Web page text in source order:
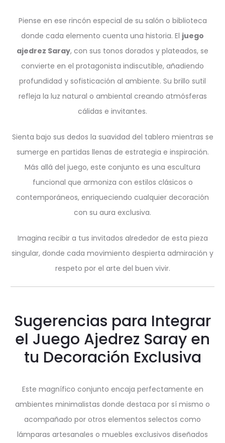
Piense en ese rincón especial de su salón o biblioteca
donde cada elemento cuenta una historia. El juego
ajedrez Saray, con sus tonos dorados y plateados, se
convierte en el protagonista indiscutible, añadiendo
profundidad y sofisticación al ambiente. Su brillo sutil
refleja la luz natural o ambiental creando atmósferas
cálidas e invitantes.
Sienta bajo sus dedos la suavidad del tablero mientras se
sumerge en partidas llenas de estrategia e inspiración.
Más allá del juego, este conjunto es una escultura
funcional que armoniza con estilos clásicos o
contemporáneos, enriqueciendo cualquier decoración
con su aura exclusiva.
Imagina recibir a tus invitados alrededor de esta pieza
singular, donde cada movimiento despierta admiración y
respeto por el arte del buen vivir.
Sugerencias para Integrar
el Juego Ajedrez Saray en
tu Decoración Exclusiva
Este magnífico conjunto encaja perfectamente en
ambientes minimalistas donde destaca por sí mismo o
acompañado por otros elementos selectos como
lámparas artesanales o muebles exclusivos diseñados